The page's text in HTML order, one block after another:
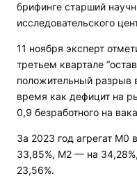
брифинге старший
исследовательского
11 ноября эксперт
третьем квартале
положительный разрыв
время как дефицит на
0,9 безработного на
За 2023 год агрегат
33,85%, М2 — на
23,56%.